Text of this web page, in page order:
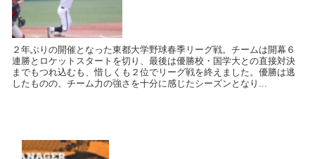
２年ぶりの開催となった東都大学野球春季リーグ戦。チームは開幕６
連勝とロケットスタートを切り、最後は優勝校・国学大との直接対決
までもつれ込むも、惜しくも２位でリーグ戦を終えました。優勝は逃
したものの、チーム力の強さを十分に感じたシーズンとなり...